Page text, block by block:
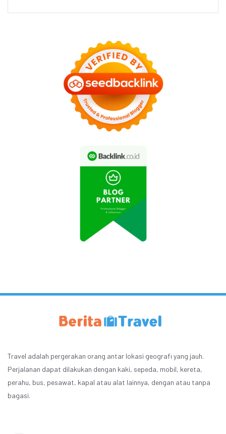
Travel adalah pergerakan orang antar lokasi geografi yang jauh.
Perjalanan dapat dilakukan dengan kaki, sepeda, mobil, kereta,
perahu, bus, pesawat, kapal atau alat lainnya, dengan atau tanpa
bagasi.